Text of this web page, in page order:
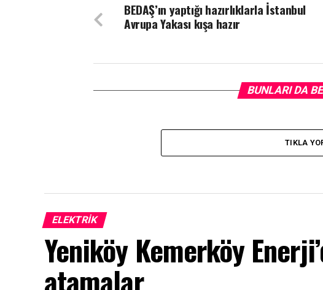
BEDAŞ’ın yaptığı hazırlıklarla İstanbul
Avrupa Yakası kışa hazır
BUNLARI DA
TIKLA
ELEKTRİK
Yeniköy Kemerköy
atamalar